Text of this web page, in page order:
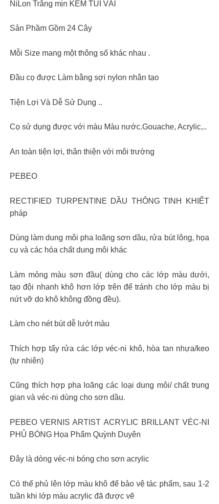
NiLon Trắng mịn KÈM TÚI VẢI
Sản Phầm Gồm 24 Cây
Mỗi Size mang một thông số khác nhau .
Đầu cọ được Làm bằng sợi nylon nhân tạo
Tiện Lợi Và Dễ Sử Dụng ..
Cọ sử dụng được với màu Màu nước.Gouache, Acrylic,..
An toàn tiện lợi, thân thiện với môi trường
PEBEO
RECTIFIED TURPENTINE DẦU THÔNG TINH KHIẾT
pháp
Dùng làm dung môi pha loãng sơn dầu, rửa bút lông, họa
cụ và các hóa chất dung môi khác
Làm mỏng màu sơn đầu( dùng cho các lớp màu dưới,
tạo đội nhanh khô hơn lớp trên để tránh cho lớp màu bị
nứt vỡ do khô không đồng đều).
Làm cho nét bút dễ lướt màu
Thích hợp tẩy rửa các lớp véc-ni khô, hòa tan nhựa/keo
(tự nhiên)
Cũng thích hợp pha loãng các loại dung môi/ chất trung
gian và véc-ni dùng cho sơn dầu.
PEBEO VERNIS ARTIST ACRYLIC BRILLANT VÉC-NI
PHỦ BÓNG Họa Phẩm Quỳnh Duyên
Đây là dòng véc-ni bóng cho sơn acrylic
Có thể phủ lên lớp màu khô để bảo vệ tác phẩm, sau 1-2
tuần khi lớp màu acrylic đã được vẽ